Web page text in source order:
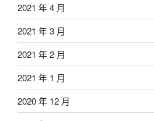
2021 年 4 月
2021 年 3 月
2021 年 2 月
2021 年 1 月
2020 年 12 月